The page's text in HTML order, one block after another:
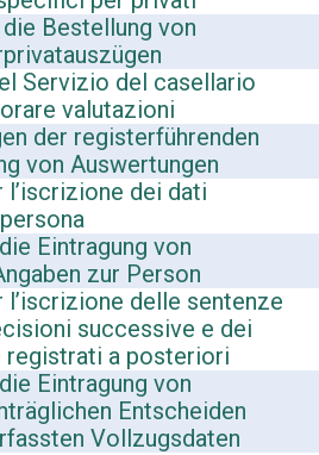
Bestellung von
Servizio del casellario
valutazioni
der registerführenden
von Auswertungen
l’iscrizione dei dati
Eintragung von
zur Person
l’iscrizione delle sentenze
successive e dei
registrati a posteriori
Eintragung von
Entscheiden
Vollzugsdaten